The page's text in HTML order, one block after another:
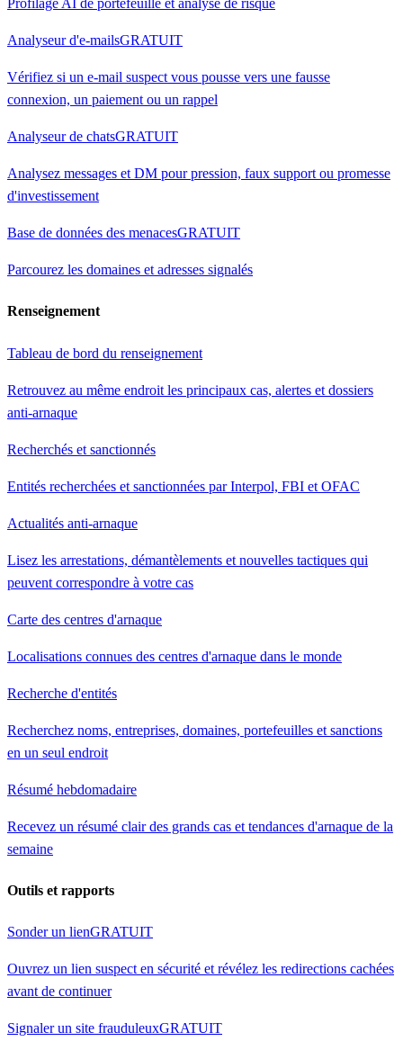
Profilage AI de portefeuille et analyse de risque
Analyseur d'e-mailsGRATUIT
Vérifiez si un e-mail suspect vous pousse vers une fausse
connexion, un paiement ou un rappel
Analyseur de chatsGRATUIT
Analysez messages et DM pour pression, faux support ou promesse
d'investissement
Base de données des menacesGRATUIT
Parcourez les domaines et adresses signalés
Renseignement
Tableau de bord du renseignement
Retrouvez au même endroit les principaux cas, alertes et dossiers
anti-arnaque
Recherchés et sanctionnés
Entités recherchées et sanctionnées par Interpol, FBI et OFAC
Actualités anti-arnaque
Lisez les arrestations, démantèlements et nouvelles tactiques qui
peuvent correspondre à votre cas
Carte des centres d'arnaque
Localisations connues des centres d'arnaque dans le monde
Recherche d'entités
Recherchez noms, entreprises, domaines, portefeuilles et sanctions
en un seul endroit
Résumé hebdomadaire
Recevez un résumé clair des grands cas et tendances d'arnaque de la
semaine
Outils et rapports
Sonder un lienGRATUIT
Ouvrez un lien suspect en sécurité et révélez les redirections cachées
avant de continuer
Signaler un site frauduleuxGRATUIT